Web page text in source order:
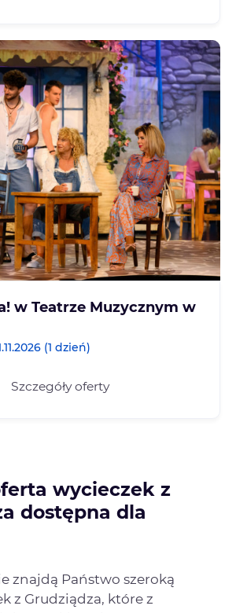
w Teatrze Muzycznym w
(1 dzień)
Szczegóły oferty
wycieczek z
dostępna dla
znajdą Państwo szeroką
z Grudziądza, które z